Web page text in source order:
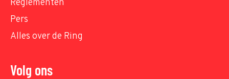
Reglementen
Pers
Alles over de Ring
Volg ons